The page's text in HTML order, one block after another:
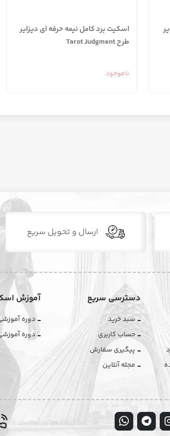
اسکیت برد کامل نیمه حرفه ای دیزایر
طرح Tarot Judgment
ناموجود
ارسال و تحویل سریع
دسترسی سریع
سبد خرید
حساب کاربری
پیگیری سفارش
مجله آنلاین
آموزش
دوره
دوره